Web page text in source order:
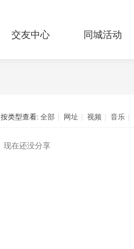
交友中心 同城活动
按类型查看: 全部 网址 视频 音乐
现在还没分享